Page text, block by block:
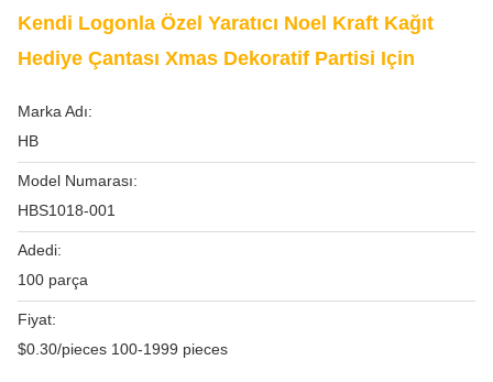
Kendi Logonla Özel Yaratıcı Noel Kraft Kağıt
Hediye Çantası Xmas Dekoratif Partisi Için
Marka Adı:
HB
Model Numarası:
HBS1018-001
Adedi:
100 parça
Fiyat:
$0.30/pieces 100-1999 pieces